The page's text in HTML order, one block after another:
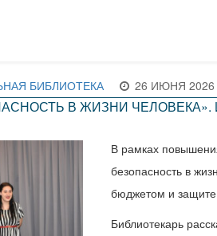
БИБЛИОТЕКА 26 ИЮНЯ 2026
В ЖИЗНИ ЧЕЛОВЕКА».
В рамках
безопасность в
бюджетом и
Библиотекарь